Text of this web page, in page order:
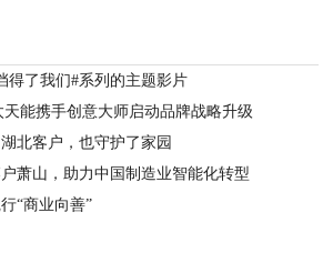
得了我们#系列的主题影片
能携手创意大师启动品牌战略升级
北客户，也守护了家园
萧山，助力中国制造业智能化转型
“商业向善”